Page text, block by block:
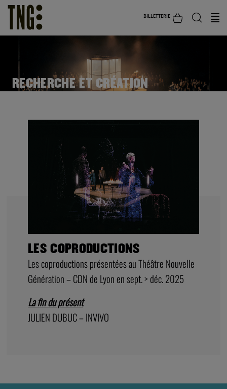
BILLETTERIE
RECHERCHE ET CRÉATION
LES COPRODUCTIONS
Les coproductions présentées au Théâtre Nouvelle
Génération – CDN de Lyon en sept. > déc. 2025
La fin du présent
JULIEN DUBUC – INVIVO